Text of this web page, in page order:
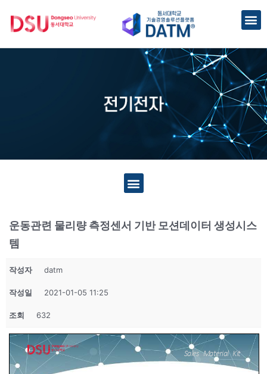
운동관련 물리량 측정센서 기반 모션데이터 생성시스
템
작성자 datm
작성일 2021-01-05 11:25
조회 632